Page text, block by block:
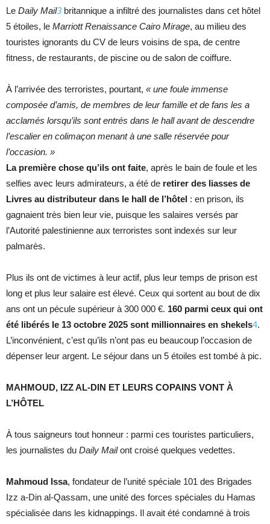
Le Daily Mail3 britannique a infiltré des journalistes dans cet hôtel
5 étoiles, le MarriottRenaissance Cairo Mirage, au milieu des
touristes ignorants du CV de leurs voisins de spa, de centre
fitness, de restaurants, de piscine ou de salon de coiffure.
À l’arrivée des terroristes, pourtant, « une foule immense
composée d’amis, de membres de leur famille et de fans les a
acclamés lorsqu’ils sont entrés dans le hall avant de descendre
l’escalier en colimaçon menant à une salle réservée pour
l’occasion. »
La première chose qu’ils ont faite, après le bain de foule et les
selfies avec leurs admirateurs, a été de retirer des liasses de
Livres au distributeur dans le hall de l’hôtel : en prison, ils
gagnaient très bien leur vie, puisque les salaires versés par
l’Autorité palestinienne aux terroristes sont indexés sur leur
palmarès.
Plus ils ont de victimes à leur actif, plus leur temps de prison est
long et plus leur salaire est élevé. Ceux qui sortent au bout de dix
ans ont un pécule supérieur à 300 000 €. 160 parmi ceux qui ont
été libérés le 13 octobre 2025 sont millionnaires en shekels4.
L’inconvénient, c’est qu’ils n’ont pas eu beaucoup l’occasion de
dépenser leur argent. Le séjour dans un 5 étoiles est tombé à pic.
MAHMOUD, IZZ AL-DIN ET LEURS COPAINS VONT À
L’HÔTEL
À tous saigneurs tout honneur : parmi ces touristes particuliers,
les journalistes du Daily Mailont croisé quelques vedettes.
Mahmoud Issa, fondateur de l’unité spéciale 101 des Brigades
Izz a-Din al-Qassam, une unité des forces spéciales du Hamas
spécialisée dans les kidnappings. Il avait été condamné à trois